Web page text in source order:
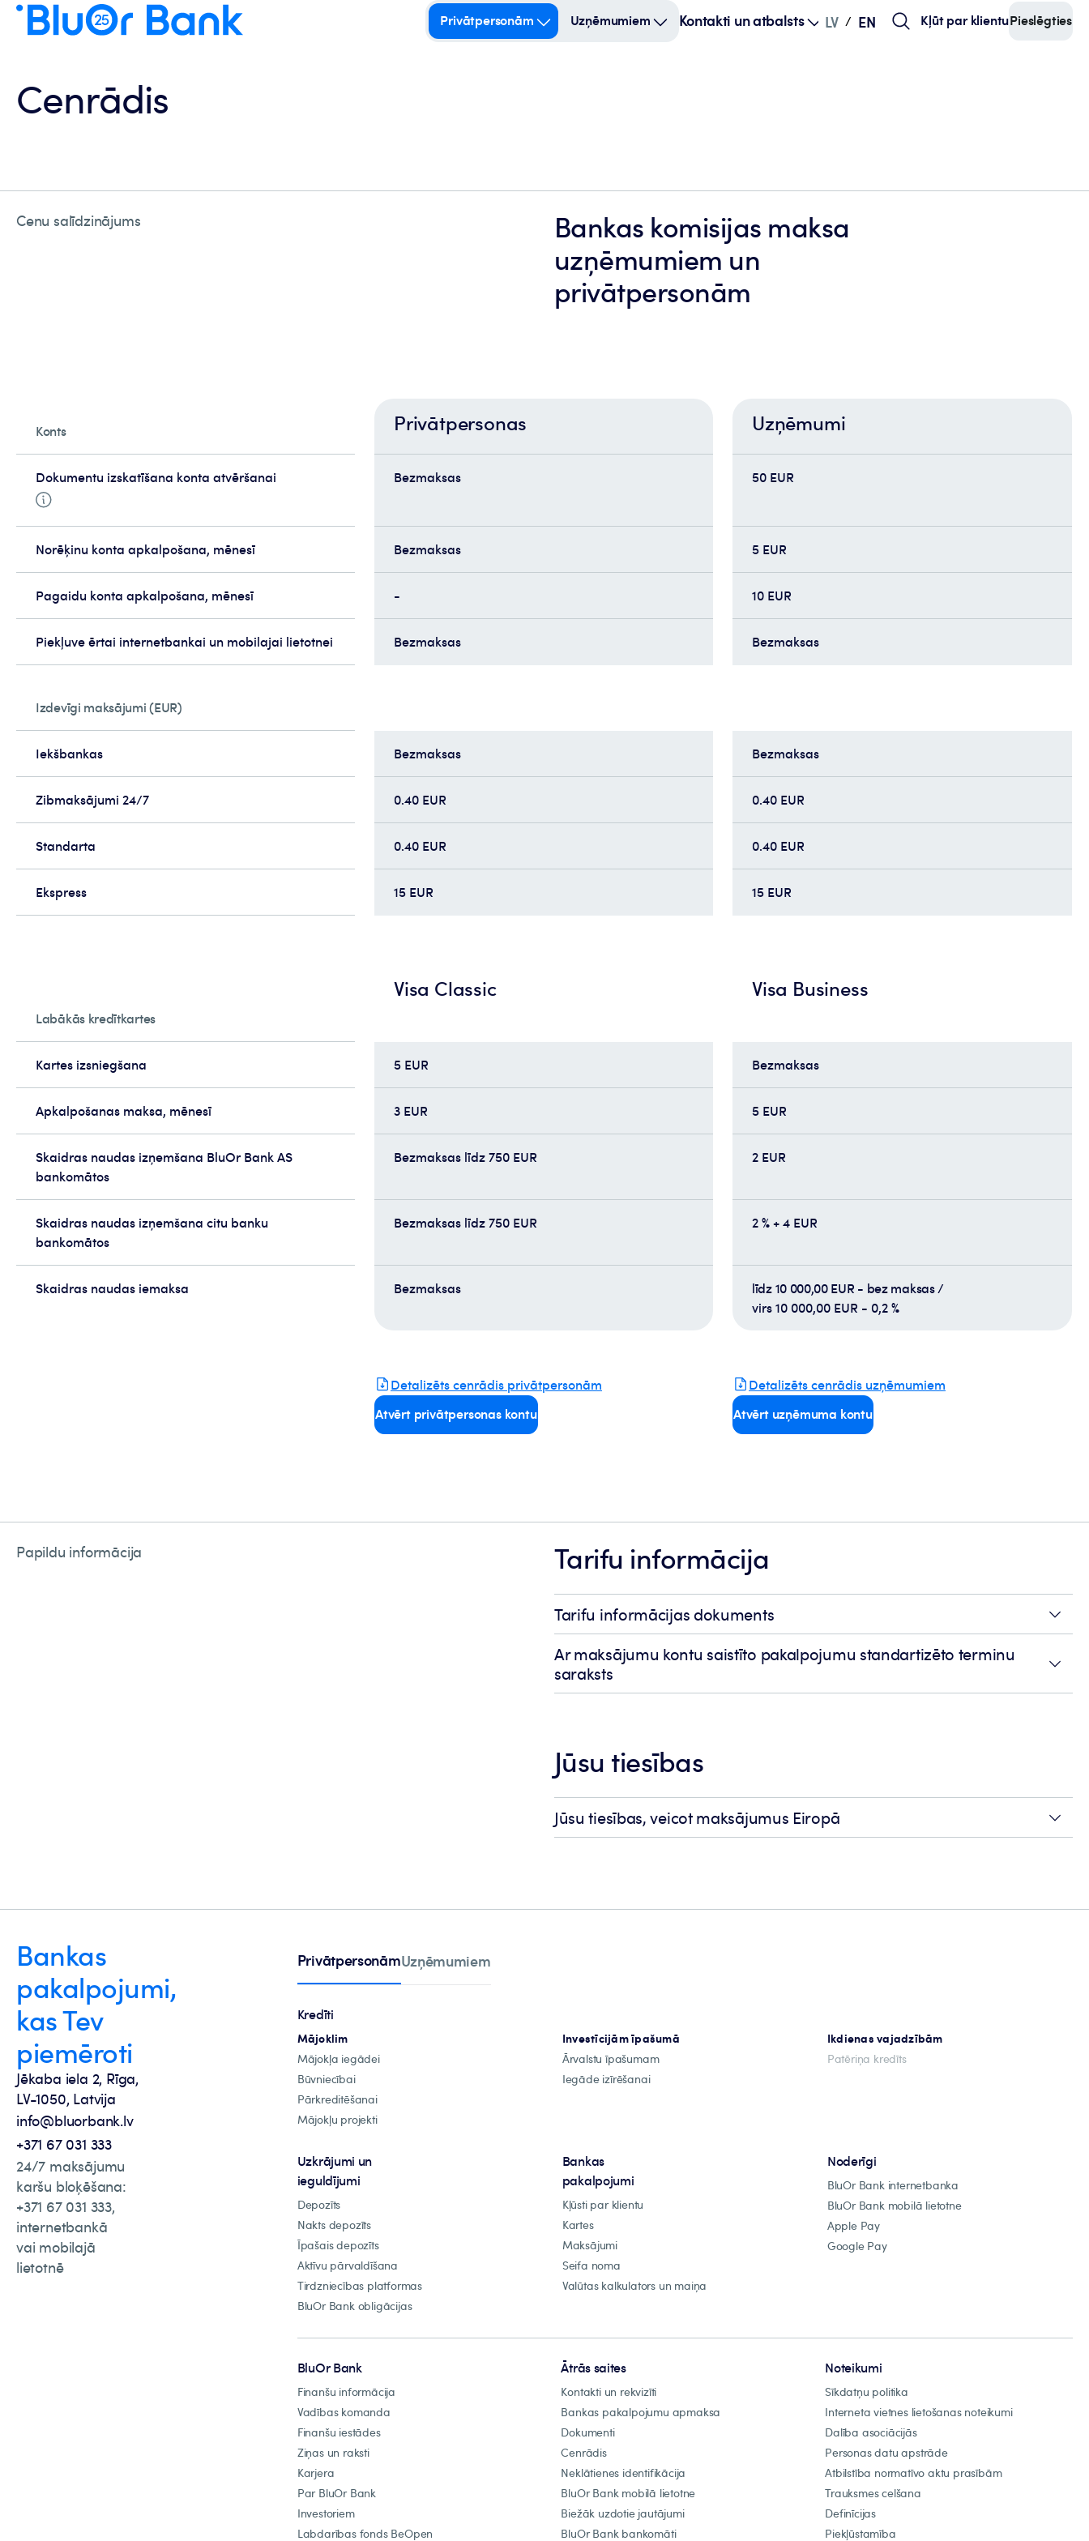
Privātpersonām Uzņēmumiem Kontakti un atbalsts LV / EN Kļūt par klientuPieslēgties
Cenrādis
Cenu salīdzinājums
Bankas komisijas maksa
uzņēmumiem un
privātpersonām
Konts Privātpersonas Uzņēmumi
Dokumentu izskatīšana konta atvēršanai Bezmaksas 50 EUR
Norēķinu konta apkalpošana, mēnesī Bezmaksas 5 EUR
Pagaidu konta apkalpošana, mēnesī - 10 EUR
Piekļuve ērtai internetbankai un mobilajai lietotnei Bezmaksas Bezmaksas
Izdevīgi maksājumi (EUR)
Iekšbankas Bezmaksas Bezmaksas
Zibmaksājumi 24/7 0.40 EUR 0.40 EUR
Standarta 0.40 EUR 0.40 EUR
Ekspress 15 EUR 15 EUR
Labākās kredītkartes
Visa Classic Visa Business
Kartes izsniegšana 5 EUR Bezmaksas
Apkalpošanas maksa, mēnesī 3 EUR 5 EUR
Skaidras naudas izņemšana BluOr Bank AS
bankomātos
Bezmaksas līdz 750 EUR 2 EUR
Skaidras naudas izņemšana citu banku
bankomātos
Bezmaksas līdz 750 EUR 2 % + 4 EUR
Skaidras naudas iemaksa Bezmaksas
līdz 10 000,00 EUR - bez maksas /
virs 10 000,00 EUR - 0,2 %
Detalizēts cenrādis privātpersonām
Atvērt privātpersonas kontu
Detalizēts cenrādis uzņēmumiem
Atvērt uzņēmuma kontu
Papildu informācija Tarifu informācija
Tarifu informācijas dokuments
Ar maksājumu kontu saistīto pakalpojumu standartizēto terminu
saraksts
Jūsu tiesības
Jūsu tiesības, veicot maksājumus Eiropā
Bankas
pakalpojumi,
kas Tev
piemēroti
Jēkaba iela 2, Rīga,
LV-1050, Latvija
info@bluorbank.lv
+371 67 031 333
24/7 maksājumu
karšu bloķēšana:
+371 67 031 333,
internetbankā
vai mobilajā
lietotnē
PrivātpersonāmUzņēmumiem
Kredīti
Mājoklim
Mājokļa iegādei
Būvniecībai
Pārkreditēšanai
Mājokļu projekti
Investīcijām īpašumā
Ārvalstu īpašumam
Iegāde izīrēšanai
Ikdienas vajadzībām
Patēriņa kredīts
Uzkrājumi un
ieguldījumi
Depozīts
Nakts depozīts
Īpašais depozīts
Aktīvu pārvaldīšana
Tirdzniecības platformas
BluOr Bank obligācijas
Bankas
pakalpojumi
Kļūsti par klientu
Kartes
Maksājumi
Seifa noma
Valūtas kalkulators un maiņa
Noderīgi
BluOr Bank internetbanka
BluOr Bank mobilā lietotne
Apple Pay
Google Pay
BluOr Bank
Finanšu informācija
Vadības komanda
Finanšu iestādes
Ziņas un raksti
Karjera
Par BluOr Bank
Investoriem
Labdarības fonds BeOpen
Ātrās saites
Kontakti un rekvizīti
Bankas pakalpojumu apmaksa
Dokumenti
Cenrādis
Neklātienes identifikācija
BluOr Bank mobilā lietotne
Biežāk uzdotie jautājumi
BluOr Bank bankomāti
Noteikumi
Sīkdatņu politika
Interneta vietnes lietošanas noteikumi
Dalība asociācijās
Personas datu apstrāde
Atbilstība normatīvo aktu prasībām
Trauksmes celšana
Definīcijas
Piekļūstamība